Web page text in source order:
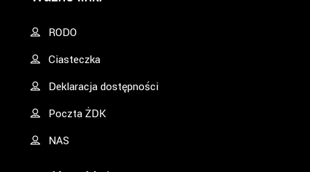
RODO
Ciasteczka
Deklaracja dostępności
Poczta ŻDK
NAS